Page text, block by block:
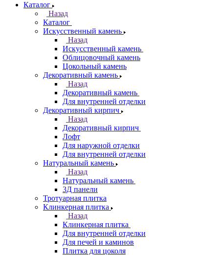
Каталог
Назад
Каталог
Искусственный камень
Назад
Искусственный камень
Облицовочный камень
Цокольный камень
Декоративный камень
Назад
Декоративный камень
Для внутренней отделки
Декоративный кирпич
Назад
Декоративный кирпич
Лофт
Для наружной отделки
Для внутренней отделки
Натуральный камень
Назад
Натуральный камень
3Д панели
Тротуарная плитка
Клинкерная плитка
Назад
Клинкерная плитка
Для внутренней отделки
Для печей и каминов
Плитка для цоколя